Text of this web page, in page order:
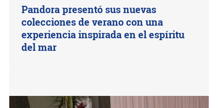
Pandora presentó sus nuevas
colecciones de verano con una
experiencia inspirada en el espíritu
del mar